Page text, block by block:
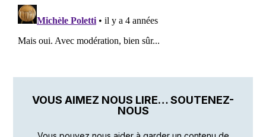
VOUS AIMEZ NOUS LIRE… SOUTENEZ-
NOUS